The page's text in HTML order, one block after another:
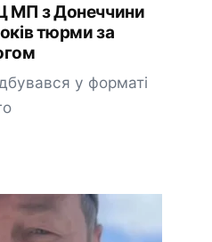
МП з Донеччини
тюрми за
у форматі